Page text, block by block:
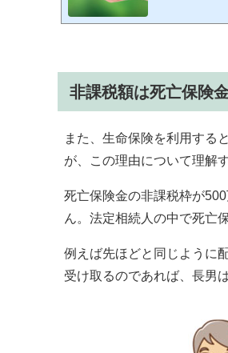
非課税額は死亡保険
また、生命保険を利用する
が、この理由について理解
死亡保険金の非課税枠が
ん。法定相続人の中で死亡
例えば先ほどと同じように
受け取るのであれば、長男